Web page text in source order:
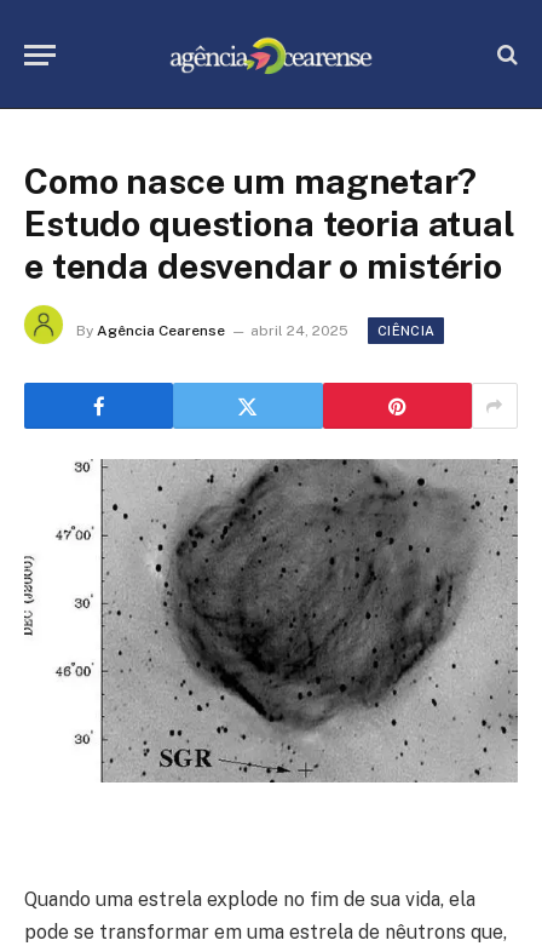
Como nasce um magnetar?
Estudo questiona teoria atual
e tenda desvendar o mistério
By Agência Cearense abril 24, 2025 CIÊNCIA
Quando uma estrela explode no fim de sua vida, ela
pode se transformar em uma estrela de nêutrons que,